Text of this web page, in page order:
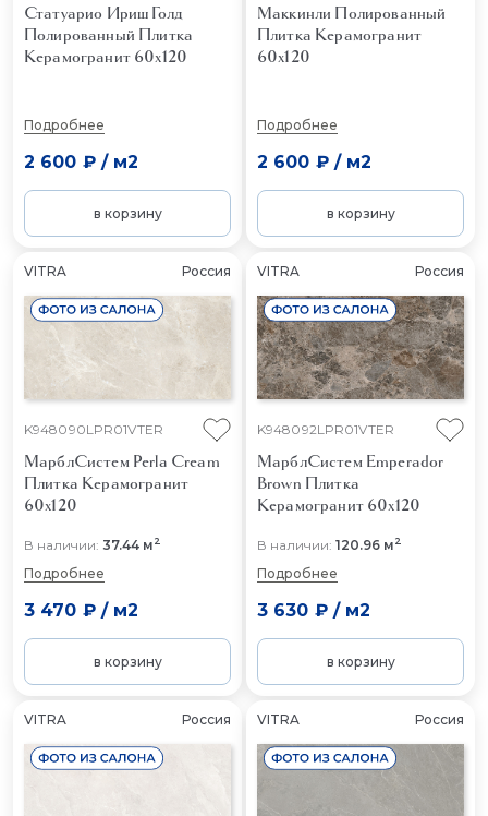
Статуарио Ириш Голд
Полированный Плитка
Керамогранит 60x120
Подробнее
2 600 ₽/ м2
в корзину
Маккинли Полированный
Плитка Керамогранит
60x120
Подробнее
2 600 ₽/ м2
в корзину
VITRA Россия
K948090LPR01VTER
МарблСистем Perla Cream
Плитка Керамогранит
60x120
В наличии: 37.44 м2
Подробнее
3 470 ₽/ м2
в корзину
VITRA Россия
K948092LPR01VTER
МарблСистем Emperador
Brown Плитка
Керамогранит 60x120
В наличии: 120.96 м2
Подробнее
3 630 ₽/ м2
в корзину
VITRA Россия VITRA Россия